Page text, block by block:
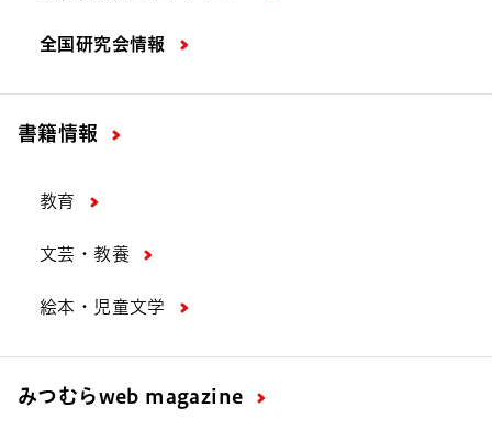
全国研究会情報
書籍情報
教育
文芸・教養
絵本・児童文学
みつむらweb magazine